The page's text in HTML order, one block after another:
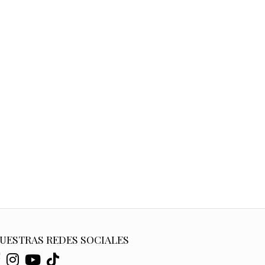
REDES SOCIALES